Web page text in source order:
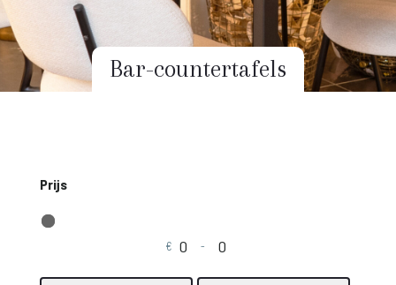
Bar-countertafels
Prijs
€
Minimale prijs
-
Maximale prijs